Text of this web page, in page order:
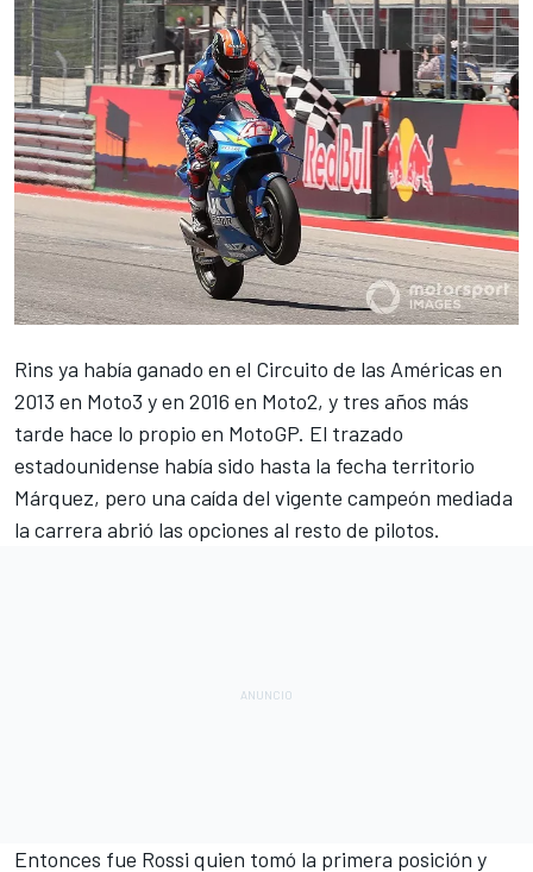
Rins ya había ganado en el Circuito de las Américas en
2013 en Moto3 y en 2016 en Moto2, y tres años más
tarde hace lo propio en MotoGP. El trazado
estadounidense había sido hasta la fecha territorio
Márquez, pero una caída del vigente campeón mediada
la carrera abrió las opciones al resto de pilotos.
Entonces fue Rossi quien tomó la primera posición y